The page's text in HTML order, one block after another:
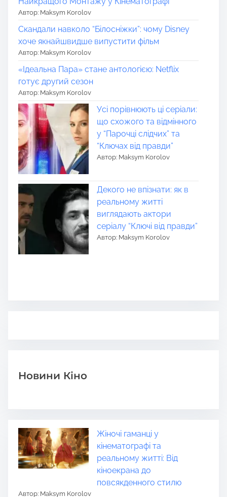
Автор: Maksym Korolov
Скандали навколо “Білосніжки”: чому Disney
хоче якнайшвидше випустити фільм
Автор: Maksym Korolov
«Ідеальна Пара» стане антологією: Netflix
готує другий сезон
Автор: Maksym Korolov
Усі порівнюють ці серіали:
що схожого та відмінного
у “Парочці слідчих” та
“Ключах від правди”
Автор: Maksym Korolov
Декого не впізнати: як в
реальному житті
виглядають актори
серіалу “Ключі від правди”
Автор: Maksym Korolov
Новини Кіно
Жіночі гаманці у
кінематографі та
реальному житті: Від
кіноекрана до
повсякденного стилю
Автор: Maksym Korolov